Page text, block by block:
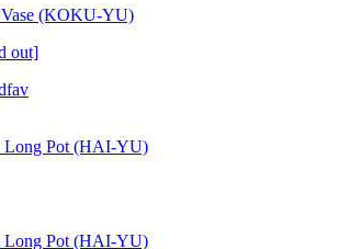
(KOKU-YU)
out]
Long Pot (HAI-YU)
Long Pot (HAI-YU)